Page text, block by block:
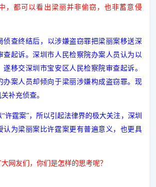
，都可以看出梁丽并非偷窃，也非蓄意侵
侦查终结后，以涉嫌盗窃罪把梁丽案移送深
查起诉。深圳市人民检察院办案人员认为以
遂移交深圳市宝安区人民检察院审查起诉。
办案人员却倾向于梁丽涉嫌构成盗窃罪。现
补充侦查。
“许霆案”， 所以引起法律界的极大关注，深圳
认为梁丽案比许霆案更有普遍意义，也更具
网友们，你们是怎样的思考呢？